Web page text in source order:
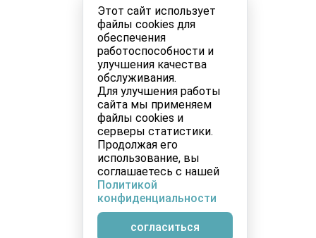
Этот сайт использует
файлы cookies для
обеспечения
работоспособности и
улучшения качества
обслуживания.
Для улучшения работы
сайта мы применяем
файлы cookies и
серверы статистики.
Продолжая его
использование, вы
соглашаетесь с нашей
Политикой
конфиденциальности
согласиться